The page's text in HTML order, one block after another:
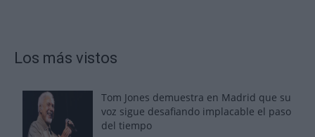
Los más vistos
Tom Jones demuestra en Madrid que su
voz sigue desafiando implacable el paso
del tiempo